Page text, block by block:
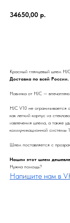
34650,00 р.
Красный глянцевый шлем
Доставка по всей России.
Новинка от HJC —
HJC V10 не ограничивается
как легкий корпус из
извлечения шлема, а также
коммуникационной системы
Шлем поставляется с
Нашли этот шлем
Нужна помощь?
Напишите нам в